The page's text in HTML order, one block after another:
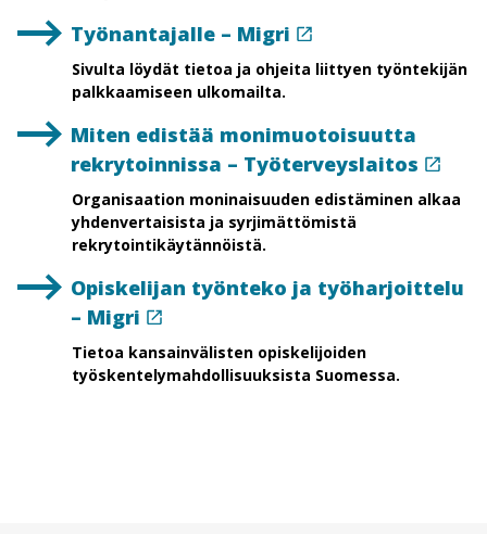
Työnantajalle – Migri
Sivulta löydät tietoa ja ohjeita liittyen työntekijän
palkkaamiseen ulkomailta.
Miten edistää monimuotoisuutta
rekrytoinnissa – Työterveyslaitos
Organisaation moninaisuuden edistäminen alkaa
yhdenvertaisista ja syrjimättömistä
rekrytointikäytännöistä.
Opiskelijan työnteko ja työharjoittelu
– Migri
Tietoa kansainvälisten opiskelijoiden
työskentelymahdollisuuksista Suomessa.